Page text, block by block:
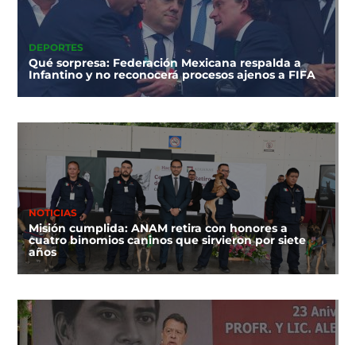
DEPORTES
Qué sorpresa: Federación Mexicana respalda a
Infantino y no reconocerá procesos ajenos a FIFA
NOTICIAS
Misión cumplida: ANAM retira con honores a
cuatro binomios caninos que sirvieron por siete
años